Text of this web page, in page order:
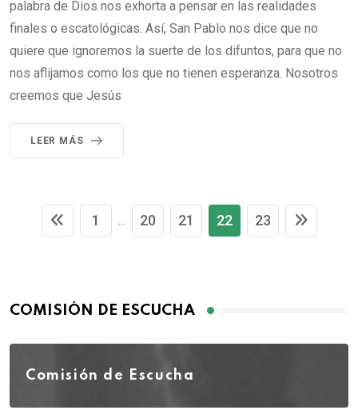
palabra de Dios nos exhorta a pensar en las realidades
finales o escatológicas. Así, San Pablo nos dice que no
quiere que ignoremos la suerte de los difuntos, para que no
nos aflijamos como los que no tienen esperanza. Nosotros
creemos que Jesús
LEER MÁS
1 ... 20 21 22 23
COMISIÓN DE ESCUCHA
Comisión de Escucha